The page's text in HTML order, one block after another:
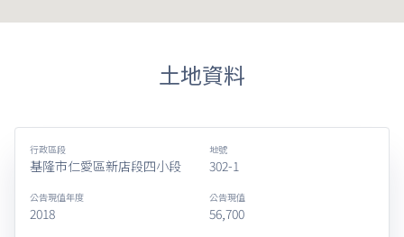
土地資料
行政區段
基隆市仁愛區新店段四小段
地號
302-1
公告現值年度
2018
公告現值
56,700